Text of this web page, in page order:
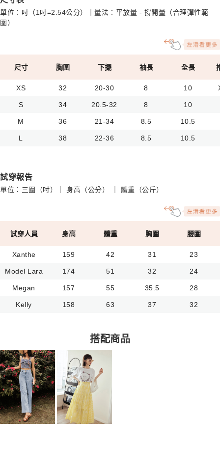
單位：吋（1吋=2.54公分）｜量法：平放量 - 撐開量（合理彈性範
圍）
尺寸 胸圍 下擺 袖長 全長
XS 32 20-30 8 10
S 34 20.5-32 8 10
M 36 21-34 8.5 10.5
L 38 22-36 8.5 10.5
試穿報告
單位：三圍（吋）｜ 身高（公分） ｜ 體重（公斤）
試穿人員 身高 體重 胸圍 腰圍
Xanthe 159 42 31 23
Model Lara 174 51 32 24
Megan 157 55 35.5 28
Kelly 158 63 37 32
搭配商品